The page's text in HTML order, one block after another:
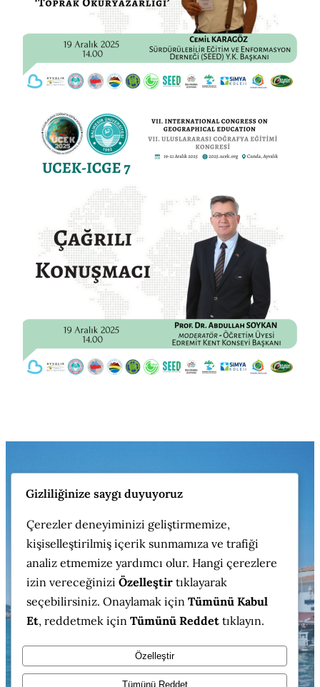
VII.INTERNATIONAL CONGRESS ON
VII. ULUSLARARASI COĞRAFYA EĞİTİMİ
KONGRESİ (UCEK-7)
“ Güçlü Coğrafya Eğitimi Güçlü Gelecek
Cunda, Ayvalık
Gizliliğinize saygı duyuyoruz
Çerezler deneyiminizi geliştirmemize,
kişiselleştirilmiş içerik sunmamıza ve trafiği
analiz etmemize yardımcı olur. Hangi çerezlere
izin vereceğinizi Özelleştir tıklayarak
seçebilirsiniz. Onaylamak için Tümünü Kabul
Et, reddetmek için Tümünü Reddet tıklayın.
Özelleştir
Tümünü Reddet